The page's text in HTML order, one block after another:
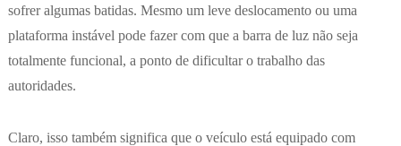
sofrer algumas batidas. Mesmo um leve deslocamento ou uma
plataforma instável pode fazer com que a barra de luz não seja
totalmente funcional, a ponto de dificultar o trabalho das
autoridades.
Claro, isso também significa que o veículo está equipado com